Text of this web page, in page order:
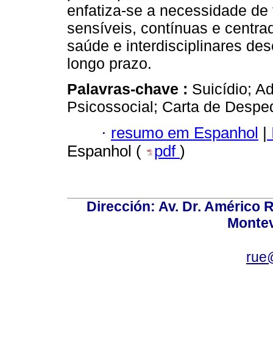
enfatiza-se a necessidade
sensíveis, contínuas e
saúde e interdisciplinares
longo prazo.
Palavras-chave : Suicídio;
Psicossocial; Carta de
· resumo em Espanhol |
Espanhol (
pdf )
Dirección: Av. Dr. Américo